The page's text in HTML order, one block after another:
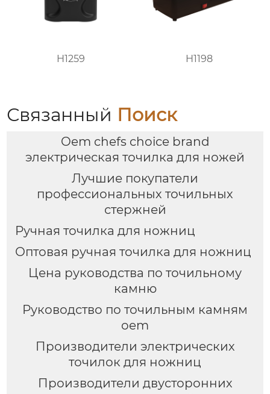
H1259 H1198
Связанный Поиск
Oem chefs choice brand
электрическая точилка для ножей
Лучшие покупатели
профессиональных точильных
стержней
Ручная точилка для ножниц
Оптовая ручная точилка для ножниц
Цена руководства по точильному
камню
Руководство по точильным камням
oem
Производители электрических
точилок для ножниц
Производители двусторонних